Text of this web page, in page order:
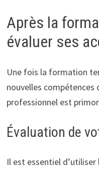
Après la
évaluer ses
Une fois la formation
nouvelles
professionnel est
Évaluation de
Il est essentiel